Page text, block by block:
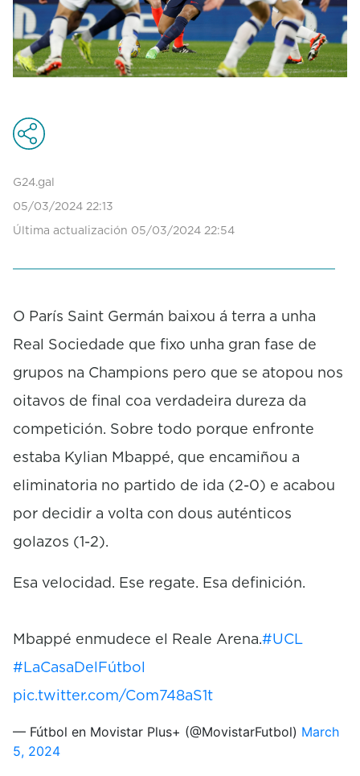
G24.gal
05/03/2024 22:13
Última actualización 05/03/2024 22:54
O París Saint Germán baixou á terra a unha
Real Sociedade que fixo unha gran fase de
grupos na Champions pero que se atopou nos
oitavos de final coa verdadeira dureza da
competición. Sobre todo porque enfronte
estaba Kylian Mbappé, que encamiñou a
eliminatoria no partido de ida (2-0) e acabou
por decidir a volta con dous auténticos
golazos (1-2).
Esa velocidad. Ese regate. Esa definición.
Mbappé enmudece el Reale Arena.#UCL
#LaCasaDelFútbol
pic.twitter.com/Com748aS1t
— Fútbol en Movistar Plus+ (@MovistarFutbol) March
5, 2024